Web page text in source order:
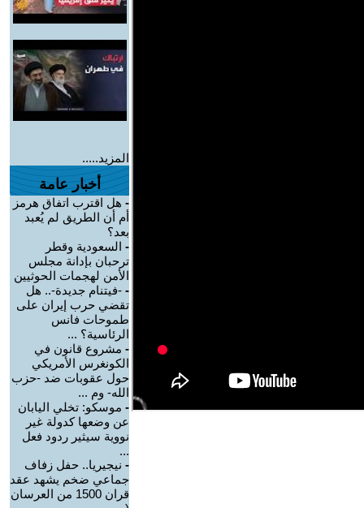
المزيد.....
أخبار عامة
- هل اقترب اتفاق هرمز
أم أن الطريق لم يُعبد
بعد؟
- السعودية وقطر
ترحبان بإدانة مجلس
الأمن لهجمات الحوثيين
- -فيتنام جديدة-.. هل
تقضي حرب إيران على
طموحات فانس
الرئاسية؟ ...
- مشروع قانون في
الكونغرس الأمريكي
حول عقوبات ضد -حزب
الله- وم ...
- موسكو: تخلي اليابان
عن وضعها كدولة غير
نووية سيثير ردود فعل
...
- نيجيريا.. حفل زفاف
جماعي ضخم يشهد عقد
قران 1500 من العرسان